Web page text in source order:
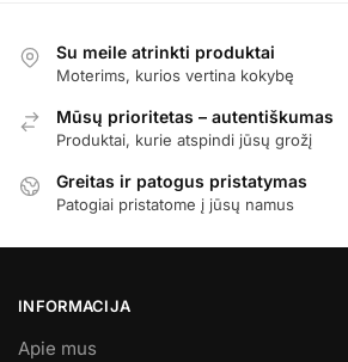
Su meile atrinkti produktai
Moterims, kurios vertina kokybę
Mūsų prioritetas – autentiškumas
Produktai, kurie atspindi jūsų grožį
Greitas ir patogus pristatymas
Patogiai pristatome į jūsų namus
INFORMACIJA
Apie mus